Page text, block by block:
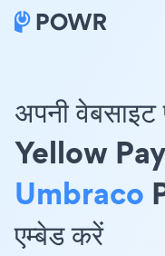
अपनी
Yellow
Umbraco
एम्बेड करें